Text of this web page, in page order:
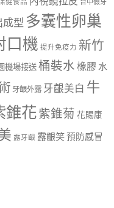
健食品 台中假牙
成型 多囊性卵巢
口機 提升免疫力 新竹
機場接送 桶裝水 橡膠 水
牙齦外露 牙齦美白 牛
錐花紫錐菊 花賜康
露牙齦 露齦笑預防感冒